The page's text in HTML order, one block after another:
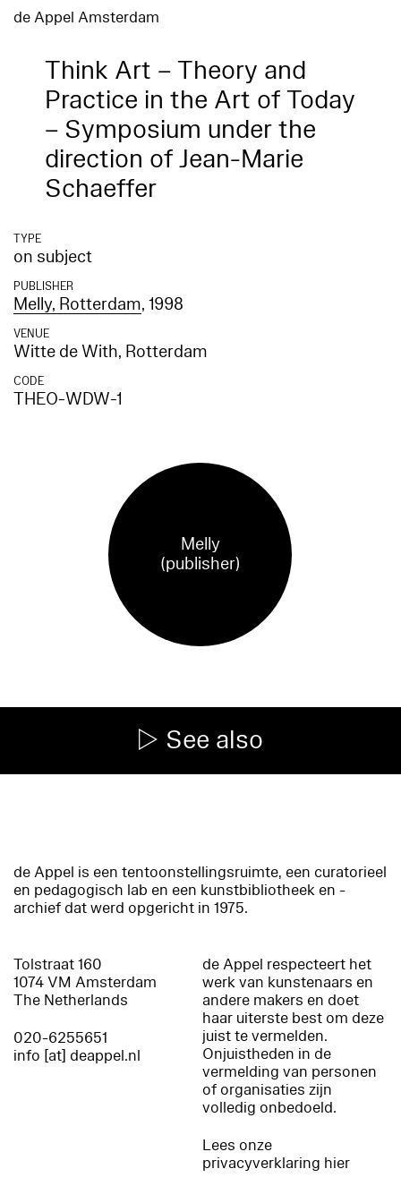
de Appel Amsterdam
Think Art – Theory and
Practice in the Art of Today
– Symposium under the
direction of Jean-Marie
Schaeffer
TYPE
on subject
PUBLISHER
Melly, Rotterdam, 1998
VENUE
Witte de With, Rotterdam
CODE
THEO-WDW-1
Melly
(publisher)
See also
de Appel is een tentoonstellingsruimte, een curatorieel
en pedagogisch lab en een kunstbibliotheek en -
archief dat werd opgericht in 1975.
Tolstraat 160
1074 VM Amsterdam
The Netherlands
020-6255651
info [at] deappel.nl
de Appel respecteert het
werk van kunstenaars en
andere makers en doet
haar uiterste best om deze
juist te vermelden.
Onjuistheden in de
vermelding van personen
of organisaties zijn
volledig onbedoeld.
Lees onze
privacyverklaring hier